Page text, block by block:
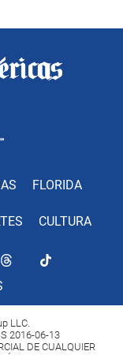
FLORIDA
CULTURA
LLC.
2016-06-13
DE CUALQUIER